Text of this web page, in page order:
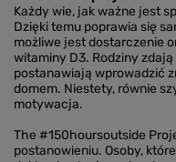
Każdy wie, jak ważne jest
Dzięki temu poprawia się
możliwe jest dostarczenie
witaminy D3. Rodziny
postanawiają wprowadzić
domem. Niestety, równie
motywacja.
The #150hoursoutside
postanowieniu. Osoby,